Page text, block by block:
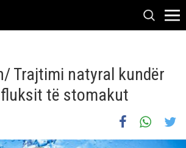
Trajtimi natyral kundër
të stomakut